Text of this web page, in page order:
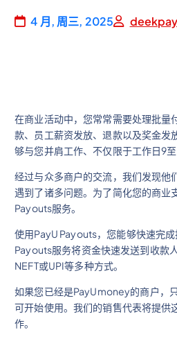
4 月, 周三, 2025 deekpay
在商业活动中，您常常需要处理批量
款、员工薪资发放、退款以及奖金发
够与您并肩工作、不仅限于工作日9至
经过与众多商户的交流，我们发现他
遇到了诸多问题。为了简化您的商业
Payouts服务。
使用PayU Payouts，您能够快速完成
Payouts服务将资金快速发送到收款
NEFT或UPI等多种方式。
如果您已经是PayUmoney的商户，
可开始使用。我们的销售代表将提供
作。